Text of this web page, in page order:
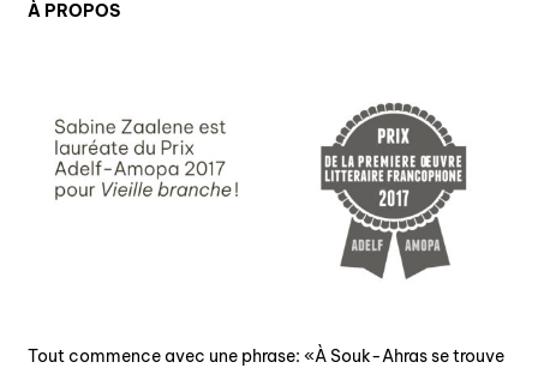
À PROPOS
Tout commence avec une phrase: «À Souk-Ahras se trouve